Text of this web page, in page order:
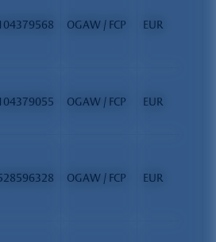
OGAW / FCP EUR
OGAW / FCP EUR
OGAW / FCP EUR